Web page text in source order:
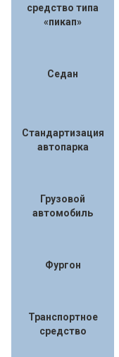
средство типа
«пикап»
Седан
Стандартизация
автопарка
Грузовой
автомобиль
Фургон
Транспортное
средство